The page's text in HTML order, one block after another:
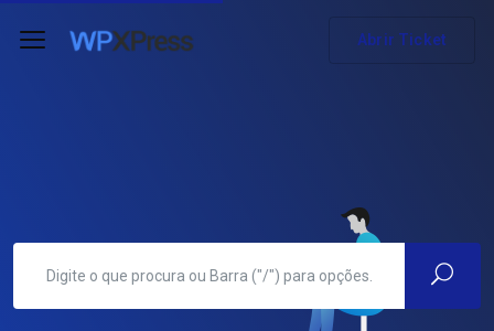
Abrir Ticket